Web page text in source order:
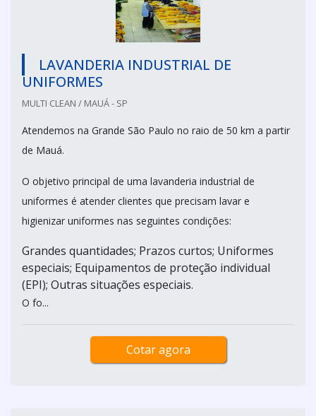
LAVANDERIA INDUSTRIAL DE
UNIFORMES
MULTI CLEAN / MAUÁ - SP
Atendemos na Grande São Paulo no raio de 50 km a partir
de Mauá.
O objetivo principal de uma lavanderia industrial de
uniformes é atender clientes que precisam lavar e
higienizar uniformes nas seguintes condições:
Grandes quantidades; Prazos curtos; Uniformes
especiais; Equipamentos de proteção individual
(EPI); Outras situações especiais.
O fo...
Cotar agora